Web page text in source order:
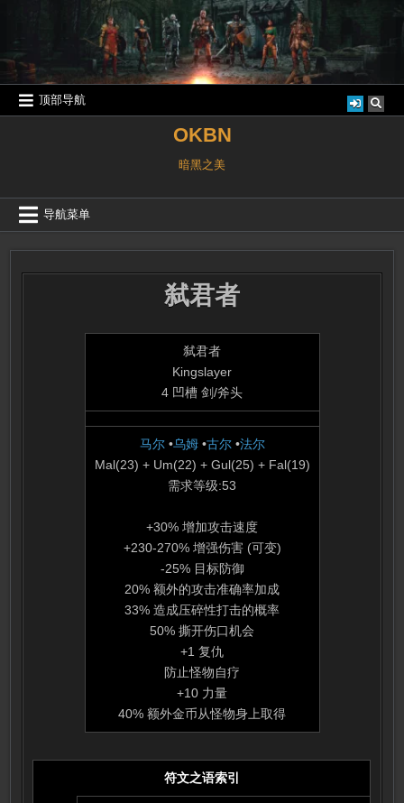
容
顶部导航
OKBN
暗黑之美
导航菜单
弑君者
弑君者
Kingslayer
4 凹槽 剑/斧头
马尔•乌姆•古尔•法尔
Mal(23) + Um(22) + Gul(25) + Fal(19)
需求等级:53
+30% 增加攻击速度
+230-270% 增强伤害 (可变)
-25% 目标防御
20% 额外的攻击准确率加成
33% 造成压碎性打击的概率
50% 撕开伤口机会
+1 复仇
防止怪物自疗
+10 力量
40% 额外金币从怪物身上取得
符文之语索引